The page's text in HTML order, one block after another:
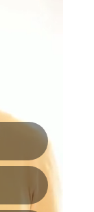
un
5000
lo
molto
che